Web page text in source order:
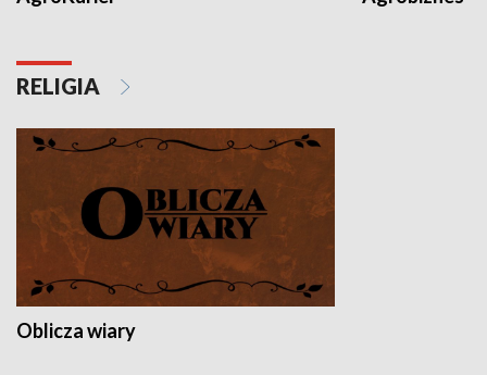
RELIGIA
Oblicza wiary